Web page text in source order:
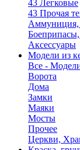
43 Легковые
43 Прочая
Аммуниция,
Аксессуары
Модели из
Все -
Ворота
Дома
Замки
Маяки
Мосты
Прочее
Церкви,